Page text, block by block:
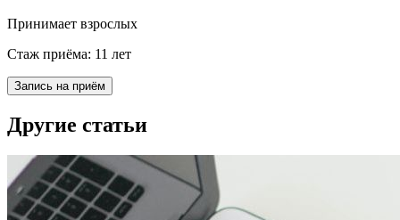
Принимает взрослых
Стаж приёма: 11 лет
Запись на приём
Другие статьи